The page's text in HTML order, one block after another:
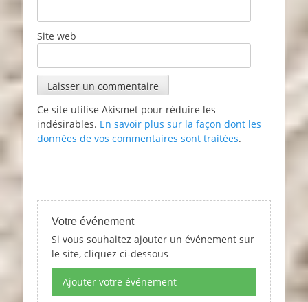
Site web
Ce site utilise Akismet pour réduire les
indésirables. En savoir plus sur la façon dont les
données de vos commentaires sont traitées.
Votre événement
Si vous souhaitez ajouter un événement sur
le site, cliquez ci-dessous
Ajouter votre événement